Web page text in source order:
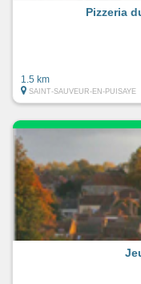
Pizzeria
1.5 km
SAINT-SAUVEUR-EN-PUISAYE